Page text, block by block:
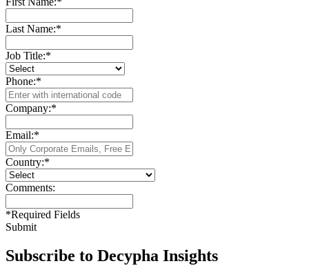
Last Name:*
Job Title:*
Phone:*
Company:*
Email:*
Country:*
Comments:
*Required Fields
Submit
Subscribe to Decypha Insights